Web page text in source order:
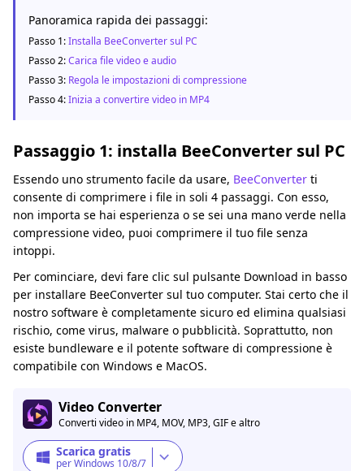
Panoramica rapida dei passaggi:
Passo 1:Installa BeeConverter sul PC
Passo 2:Carica file video e audio
Passo 3: Regola le impostazioni di compressione
Passo 4:Inizia a convertire video in MP4
Passaggio 1: installa BeeConverter sul PC
Essendo uno strumento facile da usare, BeeConverter ti
consente di comprimere i file in soli 4 passaggi. Con esso,
non importa se hai esperienza o se sei una mano verde nella
compressione video, puoi comprimere il tuo file senza
intoppi.
Per cominciare, devi fare clic sul pulsante Download in basso
per installare BeeConverter sul tuo computer. Stai certo che il
nostro software è completamente sicuro ed elimina qualsiasi
rischio, come virus, malware o pubblicità. Soprattutto, non
esiste bundleware e il potente software di compressione è
compatibile con Windows e MacOS.
Video Converter
Converti video in MP4, MOV, MP3, GIF e altro
Scarica gratis
per Windows 10/8/7